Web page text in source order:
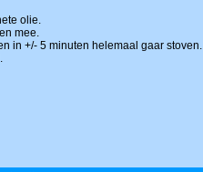
olie.
mee.
in +/- 5 minuten helemaal gaar stoven.